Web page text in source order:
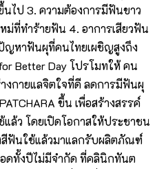
ไป 3. ความต้องการมีฟันขาว
ที่ทำร้ายฟัน 4. อาการเสียวฟัน
ญหาฟันผุที่คนไทยเผชิญสูงถึง
Better Day โปรโมทให้ คน
งกายแลจิตใจที่ดี ลดการมีฟันผุ
ขึ้น เพื่อสร้างสรรค์
ล้ว โดยเปิดโอกาสให้ประชาชน
ฟันใช้แล้วมาแลกรับผลิตภัณฑ์
ดทั้งปีไม่มีจำกัด ที่คลินิกทันต